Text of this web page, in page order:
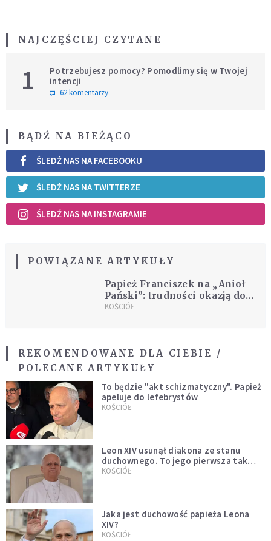
NAJCZĘŚCIEJ CZYTANE
1
Potrzebujesz pomocy? Pomodlimy się w Twojej
intencji
62 komentarzy
BĄDŹ NA BIEŻĄCO
ŚLEDŹ NAS NA FACEBOOKU
ŚLEDŹ NAS NA TWITTERZE
ŚLEDŹ NAS NA INSTAGRAMIE
POWIĄZANE ARTYKUŁY
Papież Franciszek na „Anioł
Pański”: trudności okazją do
spotkania z Jezusem
KOŚCIÓŁ
REKOMENDOWANE DLA CIEBIE /
POLECANE ARTYKUŁY
To będzie "akt schizmatyczny". Papież
apeluje do lefebrystów
KOŚCIÓŁ
Leon XIV usunął diakona ze stanu
duchownego. To jego pierwsza tak
bezprecedensowa decyzja
KOŚCIÓŁ
Jaka jest duchowość papieża Leona
XIV?
KOŚCIÓŁ